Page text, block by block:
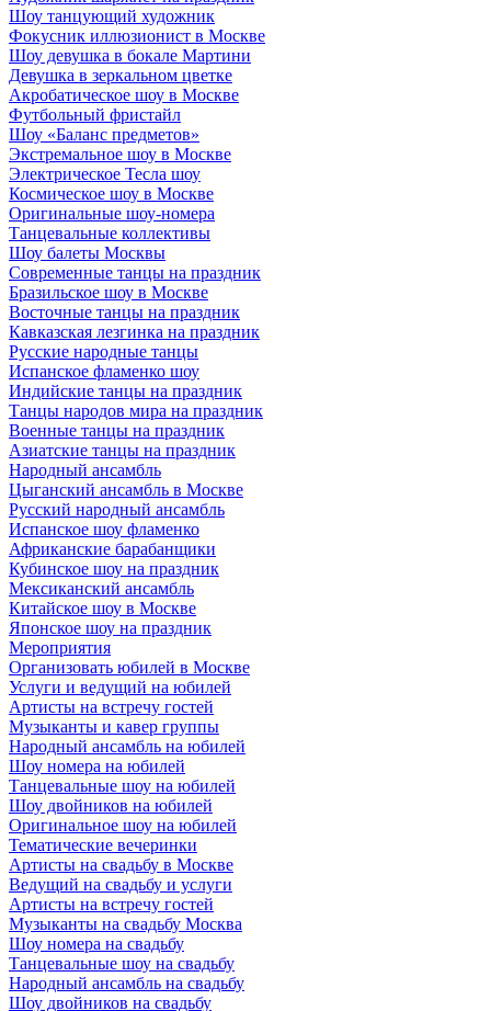
Шоу танцующий художник
Фокусник иллюзионист в Москве
Шоу девушка в бокале Мартини
Девушка в зеркальном цветке
Акробатическое шоу в Москве
Футбольный фристайл
Шоу «Баланс предметов»
Экстремальное шоу в Москве
Электрическое Тесла шоу
Космическое шоу в Москве
Оригинальные шоу-номера
Танцевальные коллективы
Шоу балеты Москвы
Современные танцы на праздник
Бразильское шоу в Москве
Восточные танцы на праздник
Кавказская лезгинка на праздник
Русские народные танцы
Испанское фламенко шоу
Индийские танцы на праздник
Танцы народов мира на праздник
Военные танцы на праздник
Азиатские танцы на праздник
Народный ансамбль
Цыганский ансамбль в Москве
Русский народный ансамбль
Испанское шоу фламенко
Африканские барабанщики
Кубинское шоу на праздник
Мексиканский ансамбль
Китайское шоу в Москве
Японское шоу на праздник
Мероприятия
Организовать юбилей в Москве
Услуги и ведущий на юбилей
Артисты на встречу гостей
Музыканты и кавер группы
Народный ансамбль на юбилей
Шоу номера на юбилей
Танцевальные шоу на юбилей
Шоу двойников на юбилей
Оригинальное шоу на юбилей
Тематические вечеринки
Артисты на свадьбу в Москве
Ведущий на свадьбу и услуги
Артисты на встречу гостей
Музыканты на свадьбу Москва
Шоу номера на свадьбу
Танцевальные шоу на свадьбу
Народный ансамбль на свадьбу
Шоу двойников на свадьбу